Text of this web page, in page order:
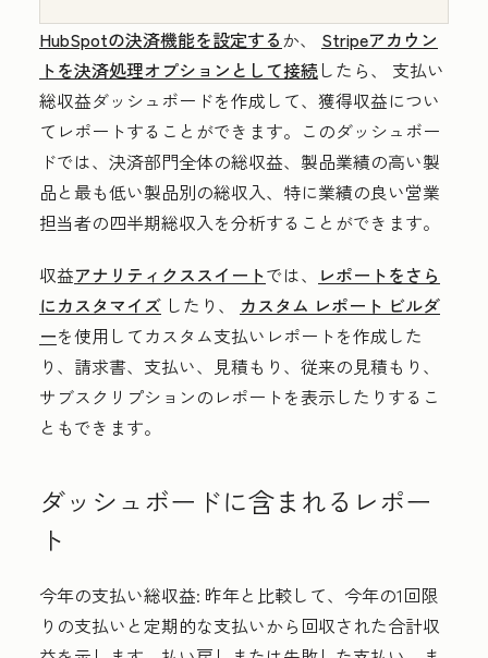
HubSpotの決済機能を設定するか、 Stripeアカウン
トを決済処理オプションとして接続したら、 支払い
総収益ダッシュボードを作成して、獲得収益につい
てレポートすることができます。このダッシュボー
ドでは、決済部門全体の総収益、製品業績の高い製
品と最も低い製品別の総収入、特に業績の良い営業
担当者の四半期総収入を分析することができます。
収益アナリティクススイートでは、 レポートをさら
にカスタマイズ したり、 カスタム レポート ビルダ
ーを使用してカスタム支払いレポートを作成した
り、請求書、支払い、見積もり、従来の見積もり、
サブスクリプションのレポートを表示したりするこ
ともできます。
ダッシュボードに含まれるレポー
ト
今年の支払い総収益: 昨年と比較して、今年の1回限
りの支払いと定期的な支払いから回収された合計収